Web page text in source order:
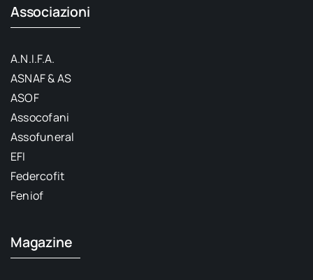
Associazioni
A.N.I.F.A.
ASNAF & AS
ASOF
Assocofani
Assofuneral
EFI
Federcofit
Feniof
Magazine